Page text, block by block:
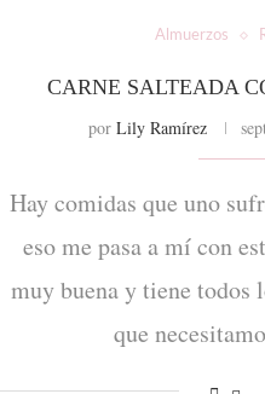
Almuerzos
CARNE SALTEADA
porLily Ramírez
Hay comidas que uno
eso me pasa a mí con
muy buena y tiene todos
que